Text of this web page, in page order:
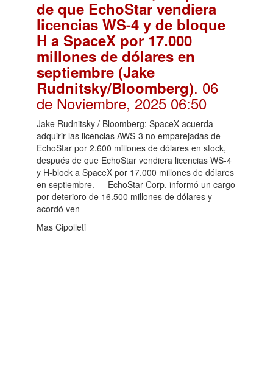
de que EchoStar vendiera
licencias WS-4 y de bloque
H a SpaceX por 17.000
millones de dólares en
septiembre (Jake
Rudnitsky/Bloomberg). 06
de Noviembre, 2025 06:50
Jake Rudnitsky / Bloomberg: SpaceX acuerda
adquirir las licencias AWS-3 no emparejadas de
EchoStar por 2.600 millones de dólares en stock,
después de que EchoStar vendiera licencias WS-4
y H-block a SpaceX por 17.000 millones de dólares
en septiembre. — EchoStar Corp. informó un cargo
por deterioro de 16.500 millones de dólares y
acordó ven
Mas Cipolleti